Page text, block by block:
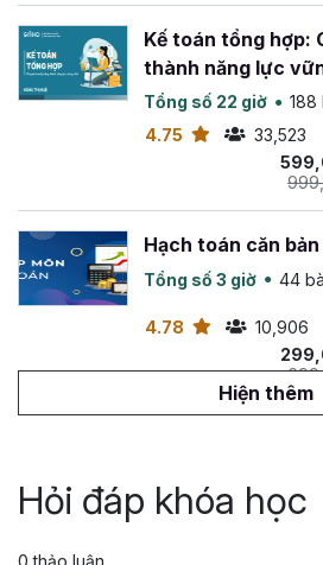
Kế toán tổng hợp:
thành năng lực
Tổng số 22 giờ
188
4.75
33,523
Hạch toán căn bản
Tổng số 3 giờ 44
4.78
10,906
toán MISA và Excel
Tổng số 20 giờ
107
Hiện thêm
Hỏi đáp khóa học
0 thảo luận